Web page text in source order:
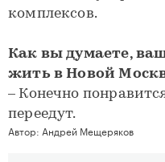
комплексов.
Как вы думаете,
жить в Новой
– Конечно
переедут.
Автор: Андрей Мещеряков